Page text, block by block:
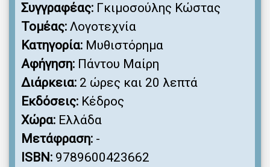
Συγγραφέας: Γκιμοσούλης Κώστας
Τομέας: Λογοτεχνία
Κατηγορία: Μυθιστόρημα
Αφήγηση: Πάντου Μαίρη
Διάρκεια: 2 ώρες και 20 λεπτά
Εκδόσεις: Κέδρος
Χώρα: Ελλάδα
Μετάφραση: -
ISBN: 9789600423662